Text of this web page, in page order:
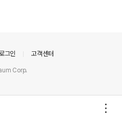
그인 고객센터
Corp.